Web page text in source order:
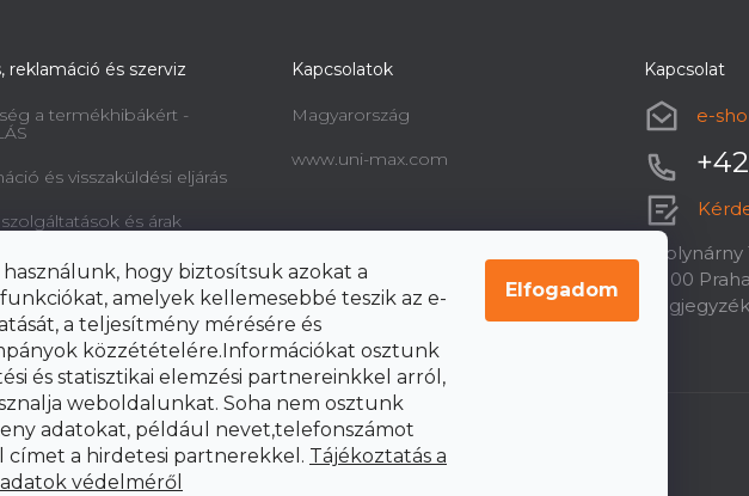
hogy biztosítsuk azokat a
amelyek kellemesebbé teszik az e-
a teljesítmény mérésére és
közzétételére.Információkat osztunk
és statisztikai elemzési partnereinkkel arról,
weboldalunkat. Soha nem osztunk
adatokat, például nevet,telefonszámot
címet a hirdetesi partnerekkel. Tájékoztatás a
védelméről
Elfogadom
reklamáció és szerviz
a termékhibákért -
és visszaküldési eljárás
szolgáltatások és árak
a fogyasztók
a szerződéstől való
Kapcsolatok
Magyarország
www.uni-max.com
Kapcsolat
e-
U plynárny
10100